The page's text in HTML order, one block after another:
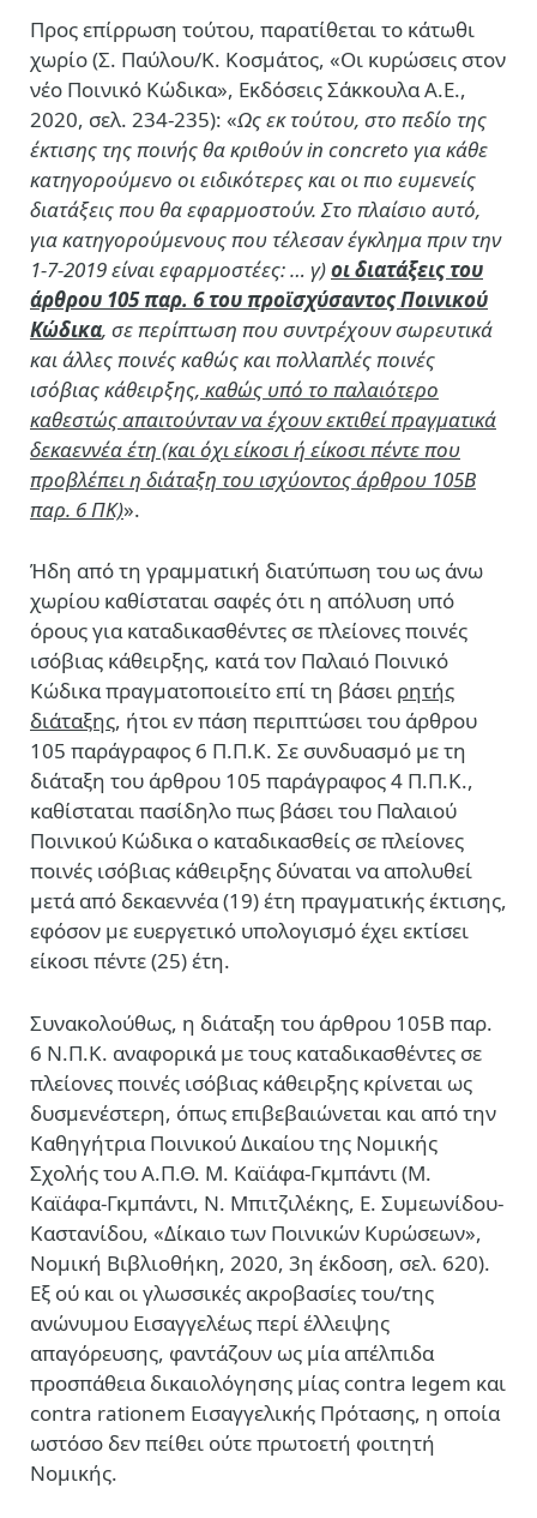
Προς επίρρωση τούτου, παρατίθεται το κάτωθι
χωρίο (Σ. Παύλου/Κ. Κοσμάτος, «Οι κυρώσεις στον
νέο Ποινικό Κώδικα», Εκδόσεις Σάκκουλα Α.Ε.,
2020, σελ. 234-235): «Ως εκ τούτου, στο πεδίο της
έκτισης της ποινής θα κριθούν in concreto για κάθε
κατηγορούμενο οι ειδικότερες και οι πιο ευμενείς
διατάξεις που θα εφαρμοστούν. Στο πλαίσιο αυτό,
για κατηγορούμενους που τέλεσαν έγκλημα πριν την
1-7-2019 είναι εφαρμοστέες: … γ)οι διατάξεις του
άρθρου 105 παρ. 6 του προϊσχύσαντος Ποινικού
Κώδικα, σε περίπτωση που συντρέχουν σωρευτικά
και άλλες ποινές καθώς και πολλαπλές ποινές
ισόβιας κάθειρξης, καθώς υπό το παλαιότερο
καθεστώς απαιτούνταν να έχουν εκτιθεί πραγματικά
δεκαεννέα έτη (και όχι είκοσι ή είκοσι πέντε που
προβλέπει η διάταξη του ισχύοντος άρθρου 105Β
παρ. 6 ΠΚ)».
Ήδη από τη γραμματική διατύπωση του ως άνω
χωρίου καθίσταται σαφές ότι η απόλυση υπό
όρους για καταδικασθέντες σε πλείονες ποινές
ισόβιας κάθειρξης, κατά τον Παλαιό Ποινικό
Κώδικα πραγματοποιείτο επί τη βάσει ρητής
διάταξης, ήτοι εν πάση περιπτώσει του άρθρου
105 παράγραφος 6 Π.Π.Κ. Σε συνδυασμό με τη
διάταξη του άρθρου 105 παράγραφος 4 Π.Π.Κ.,
καθίσταται πασίδηλο πως βάσει του Παλαιού
Ποινικού Κώδικα ο καταδικασθείς σε πλείονες
ποινές ισόβιας κάθειρξης δύναται να απολυθεί
μετά από δεκαεννέα (19) έτη πραγματικής έκτισης,
εφόσον με ευεργετικό υπολογισμό έχει εκτίσει
είκοσι πέντε (25) έτη.
Συνακολούθως, η διάταξη του άρθρου 105Β παρ.
6 Ν.Π.Κ. αναφορικά με τους καταδικασθέντες σε
πλείονες ποινές ισόβιας κάθειρξης κρίνεται ως
δυσμενέστερη, όπως επιβεβαιώνεται και από την
Καθηγήτρια Ποινικού Δικαίου της Νομικής
Σχολής του Α.Π.Θ. Μ. Καϊάφα-Γκμπάντι (Μ.
Καϊάφα-Γκμπάντι, Ν. Μπιτζιλέκης, Ε. Συμεωνίδου-
Καστανίδου, «Δίκαιο των Ποινικών Κυρώσεων»,
Νομική Βιβλιοθήκη, 2020, 3η έκδοση, σελ. 620).
Εξ ού και οι γλωσσικές ακροβασίες του/της
ανώνυμου Εισαγγελέως περί έλλειψης
απαγόρευσης, φαντάζουν ως μία απέλπιδα
προσπάθεια δικαιολόγησης μίας contra legem και
contra rationem Εισαγγελικής Πρότασης, η οποία
ωστόσο δεν πείθει ούτε πρωτοετή φοιτητή
Νομικής.